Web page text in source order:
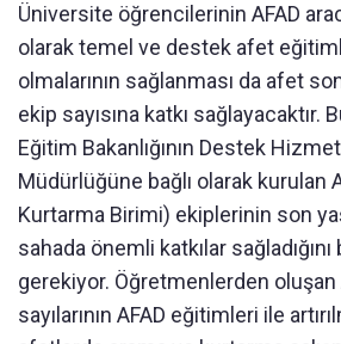
Üniversite öğrencilerinin AFAD
olarak temel ve destek afet
olmalarının sağlanması da afet
ekip sayısına katkı sağlayacaktır.
Eğitim Bakanlığının Destek
Müdürlüğüne bağlı olarak kurulan
Kurtarma Birimi) ekiplerinin son
sahada önemli katkılar
gerekiyor. Öğretmenlerden oluşan
sayılarının AFAD eğitimleri ile